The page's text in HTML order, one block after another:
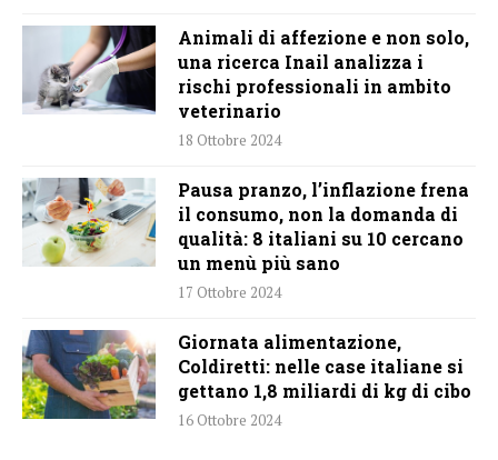
Animali di affezione e non solo,
una ricerca Inail analizza i
rischi professionali in ambito
veterinario
18 Ottobre 2024
Pausa pranzo, l’inflazione frena
il consumo, non la domanda di
qualità: 8 italiani su 10 cercano
un menù più sano
17 Ottobre 2024
Giornata alimentazione,
Coldiretti: nelle case italiane si
gettano 1,8 miliardi di kg di cibo
16 Ottobre 2024